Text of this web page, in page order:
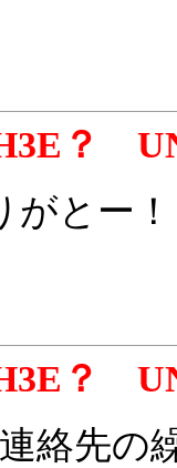
？
がとー
？
絡先の